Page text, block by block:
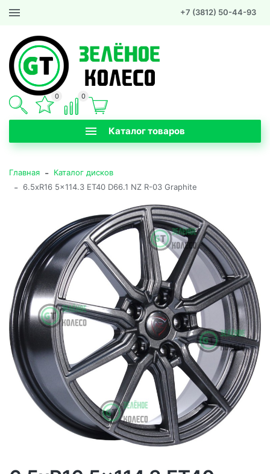
+7 (3812) 50-44-93
Каталог товаров
0 0
Главная - Каталог дисков
- 6.5xR16 5x114.3 ET40 D66.1 NZ R-03 Graphite